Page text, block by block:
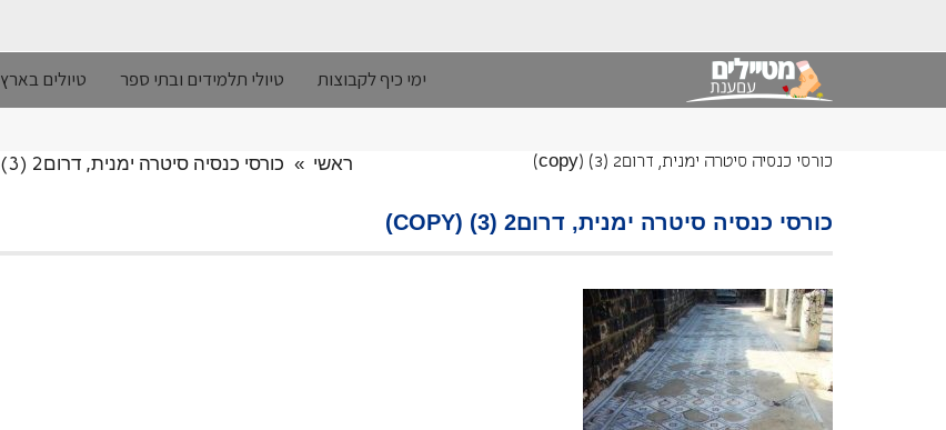
ימי כיף לקבוצות טיולי תלמידים ובתי ספר טיולים בארץ
כורסי כנסיה סיטרה ימנית, דרום2 (3) (copy) ראשי » כורסי כנסיה סיטרה ימנית, דרום2 (3) (copy)
כורסי כנסיה סיטרה ימנית, דרום2 (3) (COPY)